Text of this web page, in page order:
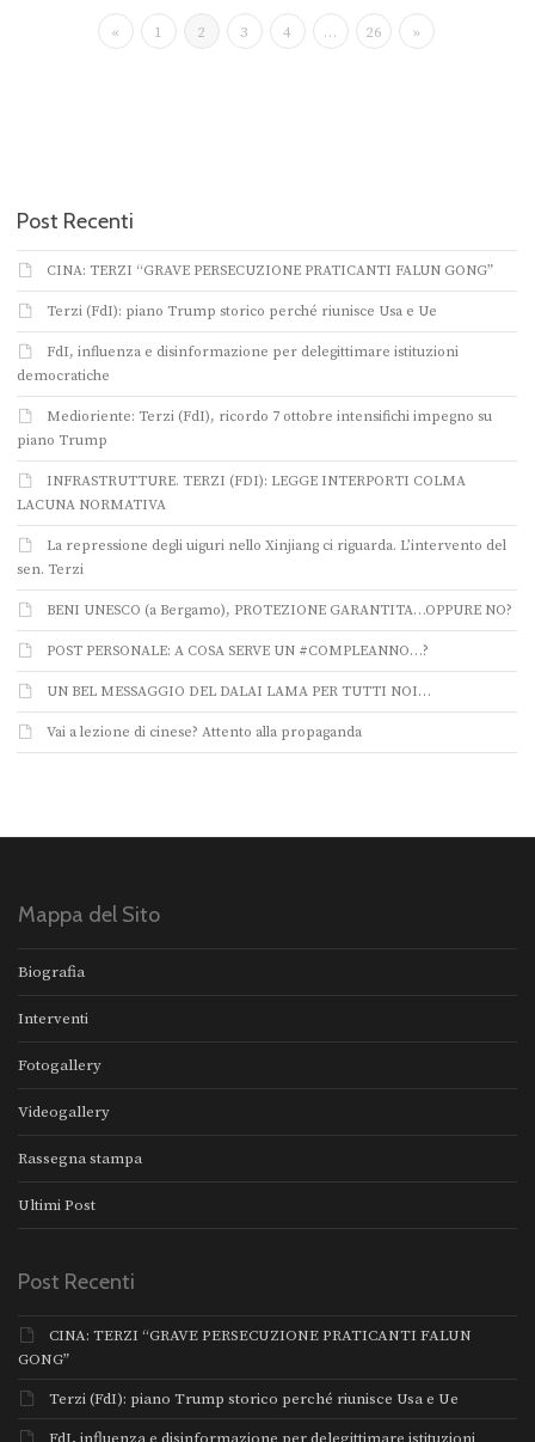
« 1 2 3 4 … 26 »
Post Recenti
CINA: TERZI “GRAVE PERSECUZIONE PRATICANTI FALUN GONG”
Terzi (FdI): piano Trump storico perché riunisce Usa e Ue
FdI, influenza e disinformazione per delegittimare istituzioni
democratiche
Medioriente: Terzi (FdI), ricordo 7 ottobre intensifichi impegno su
piano Trump
INFRASTRUTTURE. TERZI (FDI): LEGGE INTERPORTI COLMA
LACUNA NORMATIVA
La repressione degli uiguri nello Xinjiang ci riguarda. L’intervento del
sen. Terzi
BENI UNESCO (a Bergamo), PROTEZIONE GARANTITA…OPPURE NO?
POST PERSONALE: A COSA SERVE UN #COMPLEANNO…?
UN BEL MESSAGGIO DEL DALAI LAMA PER TUTTI NOI…
Vai a lezione di cinese? Attento alla propaganda
Mappa del Sito
Biografia
Interventi
Fotogallery
Videogallery
Rassegna stampa
Ultimi Post
Post Recenti
CINA: TERZI “GRAVE PERSECUZIONE PRATICANTI FALUN
GONG”
Terzi (FdI): piano Trump storico perché riunisce Usa e Ue